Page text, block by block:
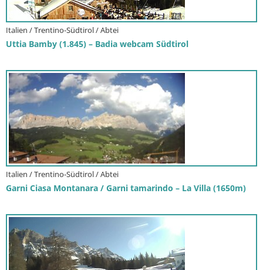
Italien / Trentino-Südtirol / Abtei
Uttia Bamby (1.845) – Badia webcam Südtirol
Italien / Trentino-Südtirol / Abtei
Garni Ciasa Montanara / Garni tamarindo – La Villa (1650m)